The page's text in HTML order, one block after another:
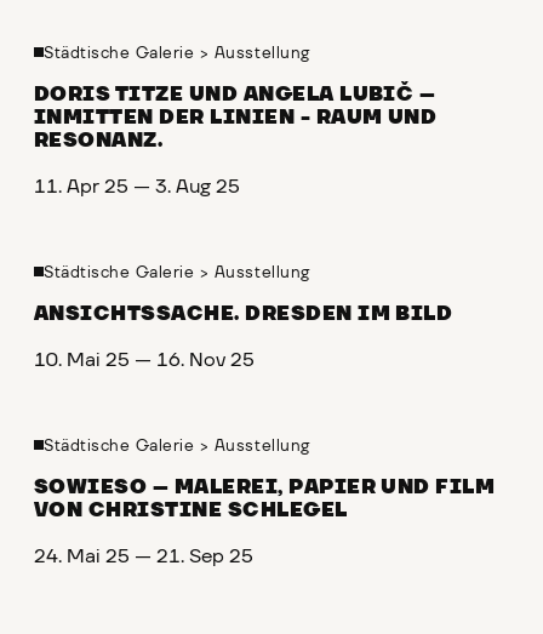
Städtische Galerie > Ausstellung
DORIS TITZE UND ANGELA LUBIČ –
INMITTEN DER LINIEN - RAUM UND
RESONANZ.
11. Apr 25 — 3. Aug 25
Städtische Galerie > Ausstellung
ANSICHTSSACHE. DRESDEN IM BILD
10. Mai 25 — 16. Nov 25
Städtische Galerie > Ausstellung
SOWIESO – MALEREI, PAPIER UND FILM
VON CHRISTINE SCHLEGEL
24. Mai 25 — 21. Sep 25